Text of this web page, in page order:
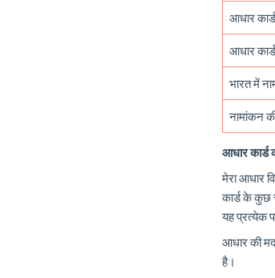
आधार
आधार
भारत में
नामांकन
आधार कार्ड
मेरा आधार
कार्ड के कुछ
यह प्रत्येक
आधार की
है।